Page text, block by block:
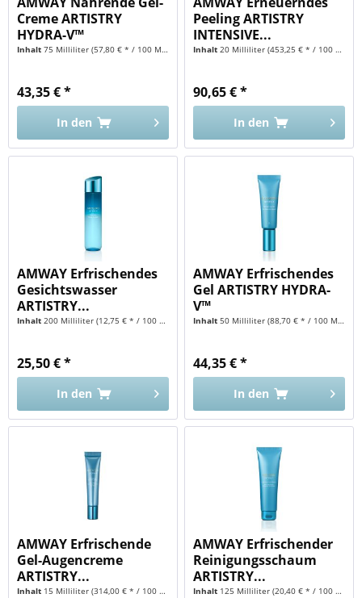
Creme ARTISTRY
HYDRA-V™
Inhalt75 Milliliter(57,80 € * / 100 Milliliter)
43,35 € *
In den
Peeling ARTISTRY
INTENSIVE...
Inhalt20 Milliliter(453,25 € * / 100 Milliliter)
90,65 € *
In den
AMWAY Erfrischendes
Gesichtswasser
ARTISTRY...
Inhalt200 Milliliter(12,75 € * / 100 Milliliter)
25,50 € *
In den
AMWAY Erfrischendes
Gel ARTISTRY HYDRA-
V™
Inhalt 50 Milliliter(88,70 € * / 100 Milliliter)
44,35 € *
In den
AMWAY Erfrischende
Gel-Augencreme
ARTISTRY...
Inhalt 15 Milliliter(314,00 € * / 100 Milliliter)
AMWAY Erfrischender
Reinigungsschaum
ARTISTRY...
Inhalt 125 Milliliter(20,40 € * / 100 Milliliter)